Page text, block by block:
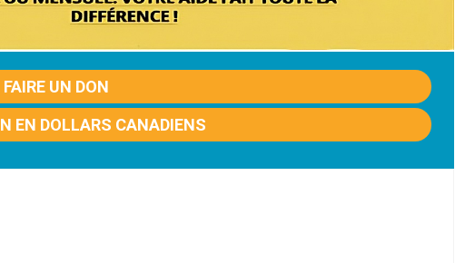
FAIRE UN DON
EN DOLLARS CANADIENS